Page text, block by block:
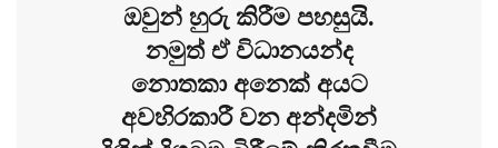
ඔවුන් හුරු කිරීම පහසුයි.
නමුත් ඒ විධානයන්ද
නොතකා අනෙක් අයට
අවහිරකාරී වන අන්දමින්